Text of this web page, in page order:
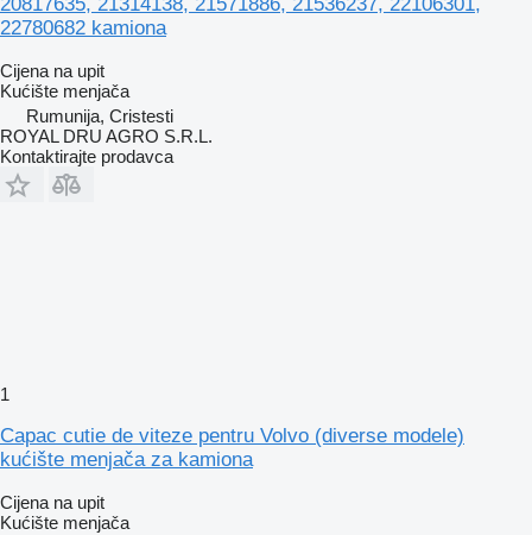
22780682 kamiona
Cijena na upit
Kućište menjača
Rumunija, Cristesti
ROYAL DRU AGRO S.R.L.
Kontaktirajte prodavca
1
Capac cutie de viteze pentru Volvo (diverse modele)
kućište menjača za kamiona
Cijena na upit
Kućište menjača